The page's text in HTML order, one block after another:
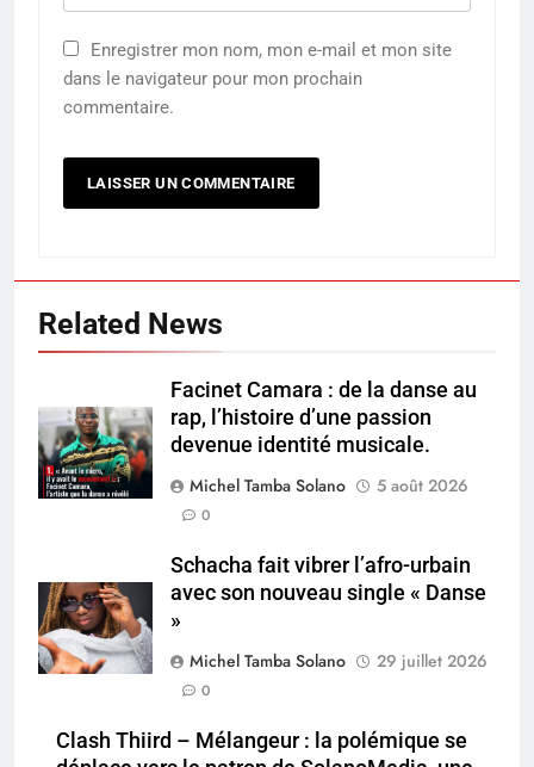
Enregistrer mon nom, mon e-mail et mon site
dans le navigateur pour mon prochain
commentaire.
Related News
Facinet Camara : de la danse au
rap, l’histoire d’une passion
devenue identité musicale.
Michel Tamba Solano
5 août 2026
0
Schacha fait vibrer l’afro-urbain
avec son nouveau single « Danse
»
Michel Tamba Solano
29 juillet 2026
0
Clash Thiird – Mélangeur : la polémique se